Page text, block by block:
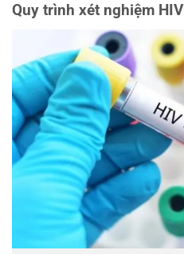
Quy trình xét nghiệm HIV